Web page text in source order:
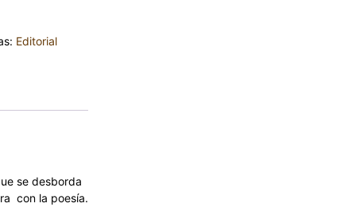
Editorial
se desborda
con la poesía.